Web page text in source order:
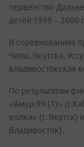
первенство
детей 1999 – 2000
В соревнованиях
Читы, Якутска,
владивостокская
По результатам
«Амур-99 (1)»
волки» (г. Якутск)
Владивосток).